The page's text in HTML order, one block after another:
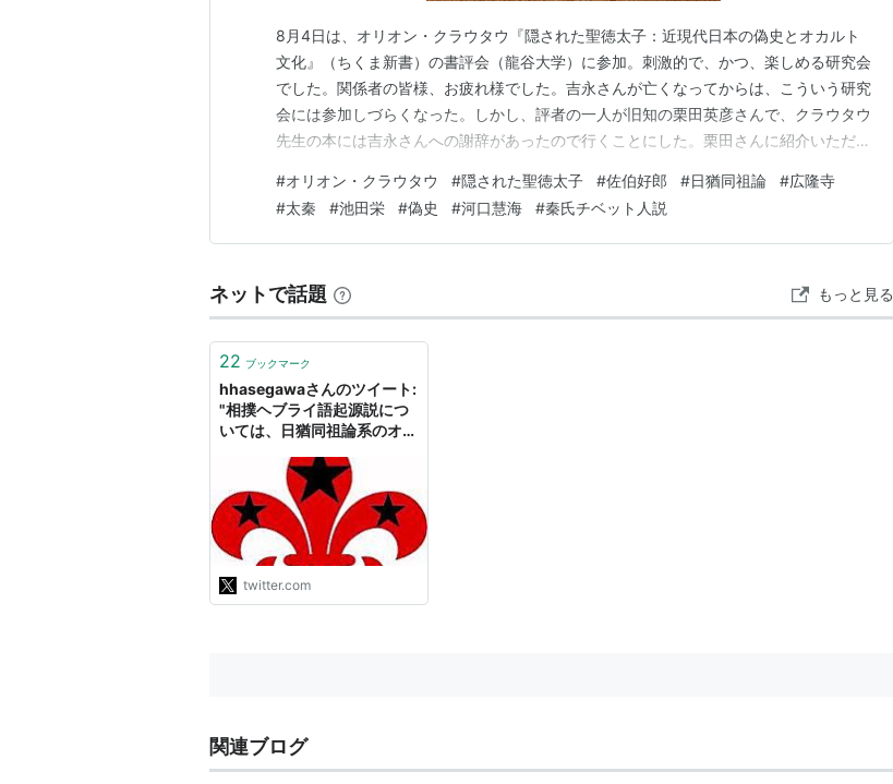
8月4日は、オリオン・クラウタウ『隠された聖徳太子：近現代日本の偽史とオカルト
文化』（ちくま新書）の書評会（龍谷大学）に参加。刺激的で、かつ、楽しめる研究会
でした。関係者の皆様、お疲れ様でした。吉永さんが亡くなってからは、こういう研究
会には参加しづらくなった。しかし、評者の一人が旧知の栗田英彦さんで、クラウタウ
先生の本には吉永さんへの謝辞があったので行くことにした。栗田さんに紹介いただ
しておこう。 ・80頁 「戦前の段階では、太子関連のセンセーショナルな論はそれほど
見られない」←戦前期における太子関連の面白い論が他に…
#オリオン・クラウタウ #隠された聖徳太子 #佐伯好郎 #日猶同祖論 #広隆寺
#太秦 #池田栄 #偽史 #河口慧海 #秦氏チベット人説
ネットで話題 もっと見る
22 ブックマーク
hhasegawaさんのツイート:
"相撲ヘブライ語起源説につ
いては、日猶同祖論系のオカ
しの学者が『創世記』32章
のヤコブの格闘を「相撲」と
訳してしまったのも大きいの
ではなかろうか。確認する
と、『新共同訳』では「格
闘」なのに対し、関根正雄訳
岩波文庫だとまさに「角力」
twitter.com
関連ブログ